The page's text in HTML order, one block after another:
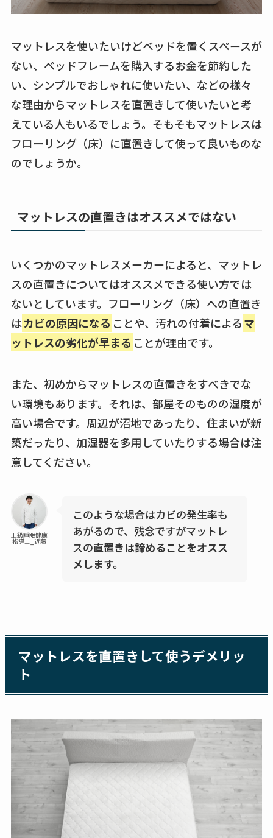
マットレスを使いたいけどベッドを置くスペースが
ない、ベッドフレームを購入するお金を節約した
い、シンプルでおしゃれに使いたい、などの様々
な理由からマットレスを直置きして使いたいと考
えている人もいるでしょう。そもそもマットレスは
フローリング（床）に直置きして使って良いものな
のでしょうか。
マットレスの直置きはオススメではない
いくつかのマットレスメーカーによると、マットレ
スの直置きについてはオススメできる使い方では
ないとしています。フローリング（床）への直置き
はカビの原因になる ことや、汚れの付着によるマ
ットレスの劣化が早まる ことが理由です。
また、初めからマットレスの直置きをすべきでな
い環境もあります。それは、部屋そのものの湿度が
高い場合です。周辺が沼地であったり、住まいが新
築だったり、加湿器を多用していたりする場合は注
意してください。
上級睡眠健康
指導士_近藤
このような場合はカビの発生率も
あがるので、残念ですがマットレ
スの直置きは諦めることをオスス
メします。
マットレスを直置きして使うデメリッ
ト